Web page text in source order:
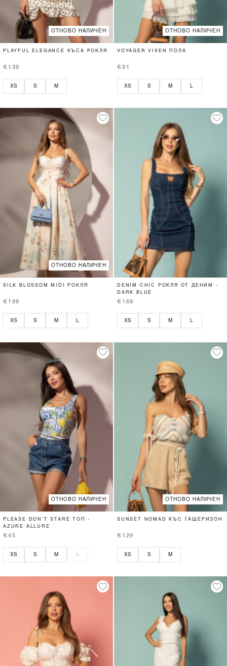
ОТНОВО НАЛИЧЕН
PLAYFUL ELEGANCE КЪСА РОКЛЯ
€139
XS S M
ОТНОВО НАЛИЧЕН
VOYAGER VIXEN ПОЛА
€91
XS S M L
ОТНОВО НАЛИЧЕН
SILK BLOSSOM MIDI РОКЛЯ
€199
XS S M
DENIM CHIC РОКЛЯ ОТ ДЕНИМ -
DARK BLUE
€169
XS S M
ОТНОВО НАЛИЧЕН
PLEASE DON’T STARE ТОП -
AZURE ALLURE
€45
XS S M L
ОТНОВО НАЛИЧЕН
SUNSET NOMAD КЪС ГАЩЕРИЗОН
€129
XS S M